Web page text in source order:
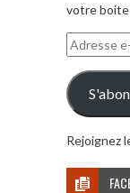
votre
Adresse
e-
mail
Rejoignez